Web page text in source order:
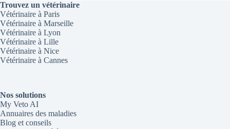
Trouvez un vétérinaire
Vétérinaire à Paris
Vétérinaire à Marseille
Vétérinaire à Lyon
Vétérinaire à Lille
Vétérinaire à Nice
Vétérinaire à Cannes
Nos solutions
My Veto AI
Annuaires des maladies
Blog et conseils